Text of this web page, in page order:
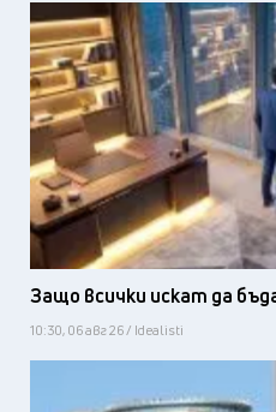
Защо всички искат да
10:30, 06 авг 26 / Idealisti